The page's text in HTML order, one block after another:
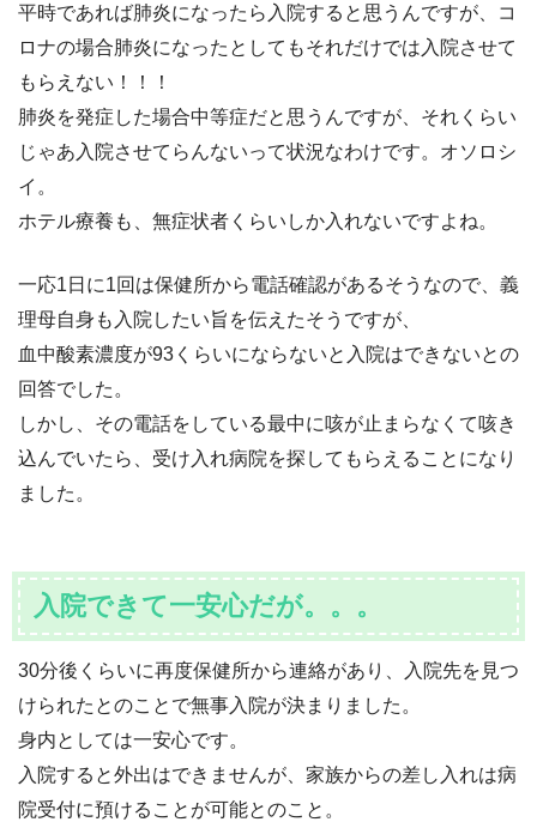
平時であれば肺炎になったら入院すると思うんですが、コ
ロナの場合肺炎になったとしてもそれだけでは入院させて
もらえない！！！
肺炎を発症した場合中等症だと思うんですが、それくらい
じゃあ入院させてらんないって状況なわけです。オソロシ
イ。
ホテル療養も、無症状者くらいしか入れないですよね。
一応1日に1回は保健所から電話確認があるそうなので、義
理母自身も入院したい旨を伝えたそうですが、
血中酸素濃度が93くらいにならないと入院はできないとの
回答でした。
しかし、その電話をしている最中に咳が止まらなくて咳き
込んでいたら、受け入れ病院を探してもらえることになり
ました。
入院できて一安心だが。。。
30分後くらいに再度保健所から連絡があり、入院先を見つ
けられたとのことで無事入院が決まりました。
身内としては一安心です。
入院すると外出はできませんが、家族からの差し入れは病
院受付に預けることが可能とのこと。